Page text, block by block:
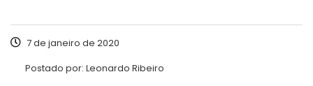
7 de janeiro de 2020
Postado por: Leonardo Ribeiro